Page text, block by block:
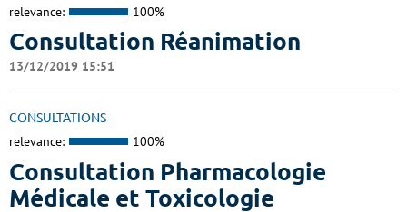
relevance: 100%
Consultation Réanimation
13/12/2019 15:51
CONSULTATIONS
relevance: 100%
Consultation Pharmacologie
Médicale et Toxicologie